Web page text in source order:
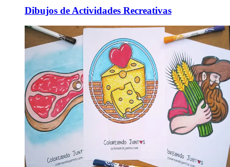
Dibujos de Actividades Recreativas